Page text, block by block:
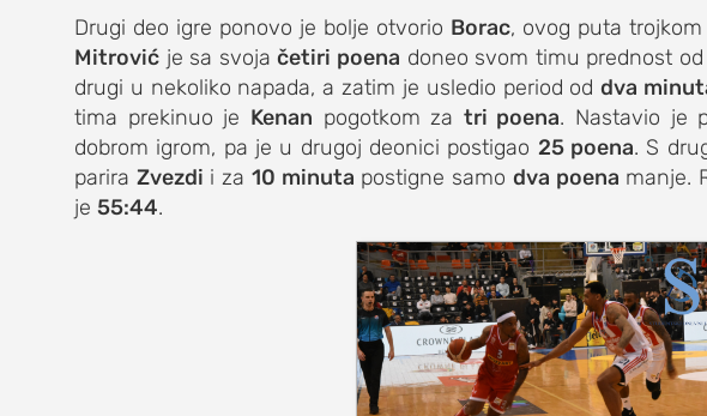
konkursi
fakulteti
studentski život
zdravlje
it
kolumna
sdl podkast
Drugi deo igre ponovo je bolje otvorio Borac, ovog puta trojkom
Mitrović je sa svojačetiri poena doneo svom timu prednost od
drugi u nekoliko napada, a zatim je usledio period oddva
tima prekinuo je Kenan pogotkom za tri poena. Nastavio je
dobrom igrom, pa je u drugoj deonici postigao 25 poena. S
parira Zvezdi i za 10 minuta postigne samo dva poena manje.
je 55:44.